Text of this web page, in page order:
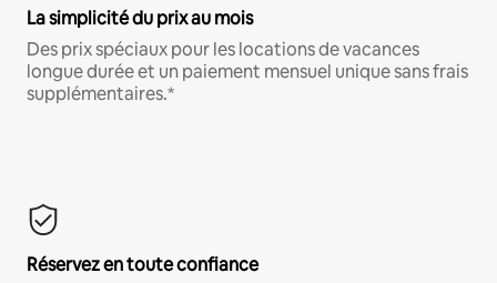
La simplicité du prix au mois
Des prix spéciaux pour les locations de vacances
longue durée et un paiement mensuel unique sans frais
supplémentaires.*
Réservez en toute confiance